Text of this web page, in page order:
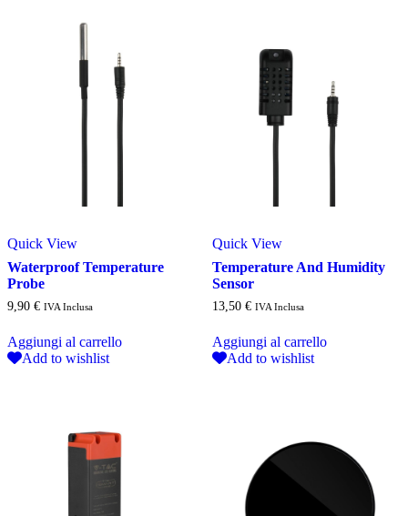
Quick View
Waterproof Temperature
Probe
9,90 € IVA Inclusa
Aggiungi al carrello
Add to wishlist
Quick View
Temperature And Humidity
Sensor
13,50 € IVA Inclusa
Aggiungi al carrello
Add to wishlist